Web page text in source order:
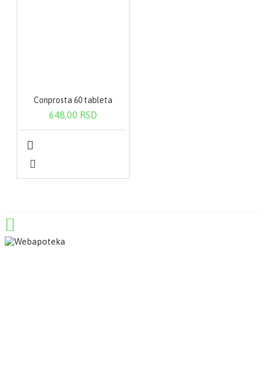
Conprosta 60 tableta
648,00 RSD